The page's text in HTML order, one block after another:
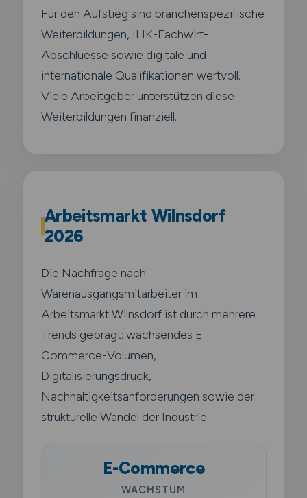
Für den Aufstieg sind branchenspezifische
Weiterbildungen, IHK-Fachwirt-
Abschluesse sowie digitale und
internationale Qualifikationen wertvoll.
Viele Arbeitgeber unterstützen diese
Weiterbildungen finanziell.
Arbeitsmarkt Wilnsdorf
2026
Die Nachfrage nach
Warenausgangsmitarbeiter im
Arbeitsmarkt Wilnsdorf ist durch mehrere
Trends geprägt: wachsendes E-
Commerce-Volumen,
Digitalisierungsdruck,
Nachhaltigkeitsanforderungen sowie der
strukturelle Wandel der Industrie.
E-Commerce
WACHSTUM